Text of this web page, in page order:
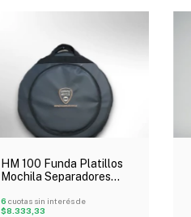
HM 100 Funda Platillos
Mochila Separadores
6 cuotas sin interés de
$8.333,33